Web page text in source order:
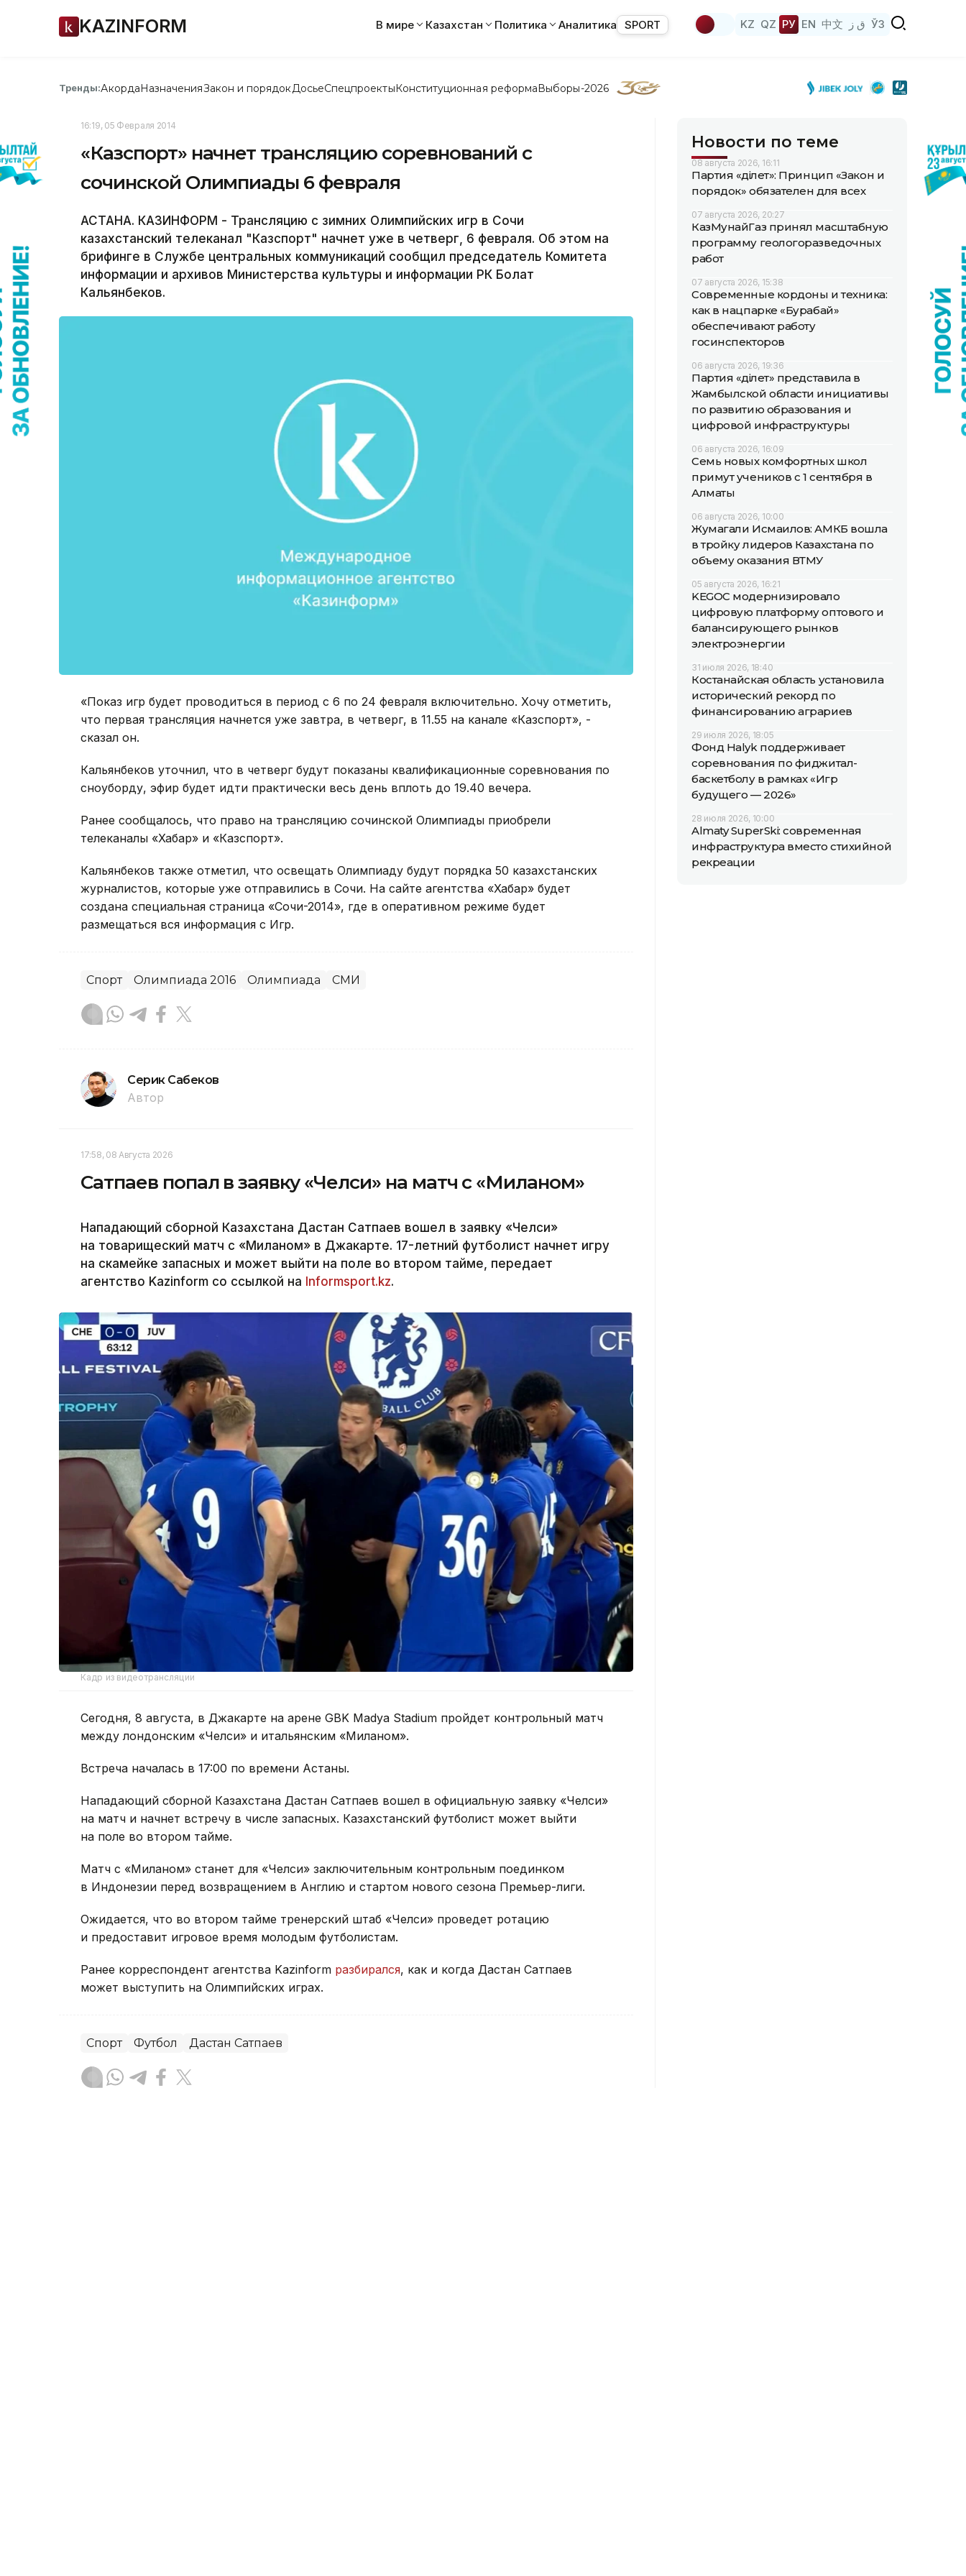
KAZINFORM В мире Казахстан Политика Аналитика SPORT KZ QZ РУ EN 中文 ق ز ЎЗ
Тренды:АкордаНазначенияЗакон и порядок ДосьеСпецпроектыКонституционная реформаВыборы-2026
16:19, 05 Февраля 2014
«Казспорт» начнет трансляцию соревнований с
сочинской Олимпиады 6 февраля
АСТАНА. КАЗИНФОРМ - Трансляцию с зимних Олимпийских игр в Сочи
казахстанский телеканал "Казспорт" начнет уже в четверг, 6 февраля. Об этом на
брифинге в Службе центральных коммуникаций сообщил председатель Комитета
информации и архивов Министерства культуры и информации РК Болат
Кальянбеков.
«Показ игр будет проводиться в период с 6 по 24 февраля включительно. Хочу отметить,
что первая трансляция начнется уже завтра, в четверг, в 11.55 на канале «Казспорт», -
сказал он.
Кальянбеков уточнил, что в четверг будут показаны квалификационные соревнования по
сноуборду, эфир будет идти практически весь день вплоть до 19.40 вечера.
Ранее сообщалось, что право на трансляцию сочинской Олимпиады приобрели
телеканалы «Хабар» и «Казспорт».
Кальянбеков также отметил, что освещать Олимпиаду будут порядка 50 казахстанских
журналистов, которые уже отправились в Сочи. На сайте агентства «Хабар» будет
создана специальная страница «Сочи-2014», где в оперативном режиме будет
размещаться вся информация с Игр.
Спорт Олимпиада 2016 Олимпиада СМИ
Серик Сабеков
Автор
17:58, 08 Августа 2026
Сатпаев попал в заявку «Челси» на матч с «Миланом»
Нападающий сборной Казахстана Дастан Сатпаев вошел в заявку «Челси»
на товарищеский матч с «Миланом» в Джакарте. 17-летний футболист начнет игру
на скамейке запасных и может выйти на поле во втором тайме, передает
агентство Kazinform со ссылкой на Informsport.kz.
Кадр из видеотрансляции
Сегодня, 8 августа, в Джакарте на арене GBK Madya Stadium пройдет контрольный матч
между лондонским «Челси» и итальянским «Миланом».
Встреча началась в 17:00 по времени Астаны.
Нападающий сборной Казахстана Дастан Сатпаев вошел в официальную заявку «Челси»
на матч и начнет встречу в числе запасных. Казахстанский футболист может выйти
на поле во втором тайме.
Матч с «Миланом» станет для «Челси» заключительным контрольным поединком
в Индонезии перед возвращением в Англию и стартом нового сезона Премьер-лиги.
Ожидается, что во втором тайме тренерский штаб «Челси» проведет ротацию
и предоставит игровое время молодым футболистам.
Ранее корреспондент агентства Kazinform разбирался, как и когда Дастан Сатпаев
может выступить на Олимпийских играх.
Спорт Футбол Дастан Сатпаев
Новости по теме
08 августа 2026, 16:11
Партия «Әділет»: Принцип «Закон и
порядок» обязателен для всех
07 августа 2026, 20:27
КазМунайГаз принял масштабную
программу геологоразведочных
работ
07 августа 2026, 15:38
Современные кордоны и техника:
как в нацпарке «Бурабай»
обеспечивают работу
госинспекторов
06 августа 2026, 19:36
Партия «Әділет» представила в
Жамбылской области инициативы
по развитию образования и
цифровой инфраструктуры
06 августа 2026, 16:09
Семь новых комфортных школ
примут учеников с 1 сентября в
Алматы
06 августа 2026, 10:00
Жумагали Исмаилов: АМКБ вошла
в тройку лидеров Казахстана по
объему оказания ВТМУ
05 августа 2026, 16:21
KEGOC модернизировало
цифровую платформу оптового и
балансирующего рынков
электроэнергии
31 июля 2026, 18:40
Костанайская область установила
исторический рекорд по
финансированию аграриев
29 июля 2026, 18:05
Фонд Halyk поддерживает
соревнования по фиджитал-
баскетболу в рамках «Игр
будущего — 2026»
28 июля 2026, 10:00
Almaty SuperSki: современная
инфраструктура вместо стихийной
рекреации